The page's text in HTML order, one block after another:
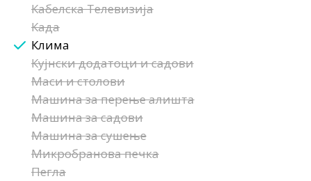
Кабелска Телевизија
Када
Клима
Кујнски додатоци и садови
Маси и столови
Машина за перење алишта
Машина за садови
Машина за сушење
Микробранова печка
Пегла